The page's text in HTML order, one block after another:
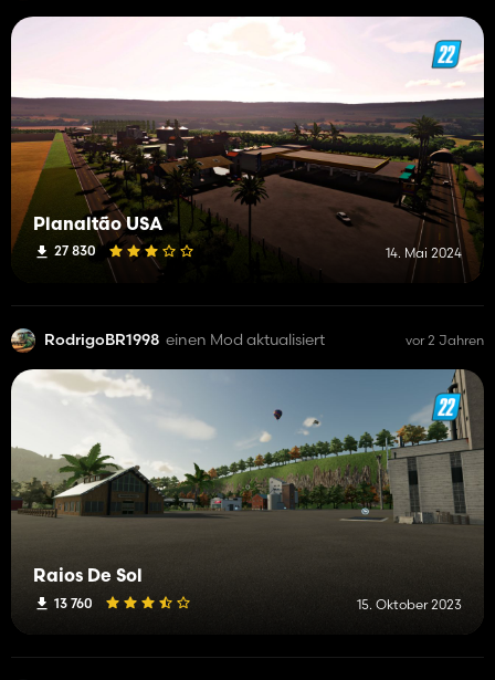
Planaltão USA
27 830 14. Mai 2024
RodrigoBR1998 einen Mod aktualisiert vor 2 Jahren
Raios De Sol
13 760 15. Oktober 2023